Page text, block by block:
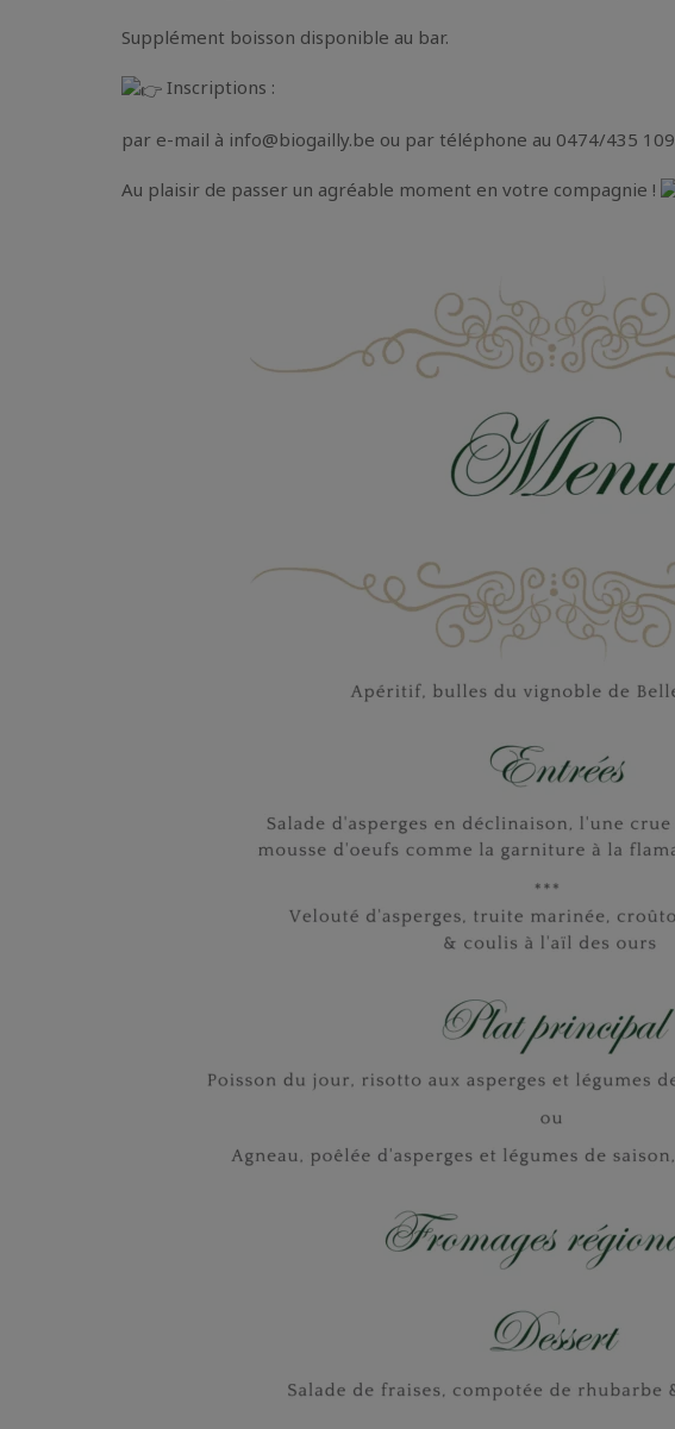
Supplément boisson disponible au bar.
Inscriptions :
par e-mail à info@biogailly.be ou par téléphone au 0474/435 109
Au plaisir de passer un agréable moment en votre compagnie !